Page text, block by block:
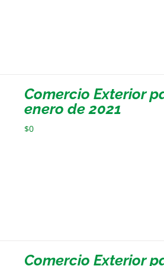
Comercio Exterior
enero de 2021
$0
Comercio Exterior